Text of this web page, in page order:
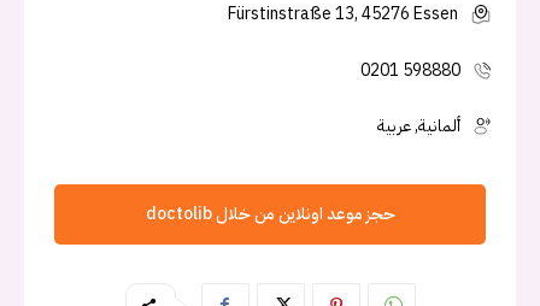
Fürstinstraße 13, 45276 Essen
0201 598880
ألمانية, عربية
حجز موعد اونلاين من خلال doctolib